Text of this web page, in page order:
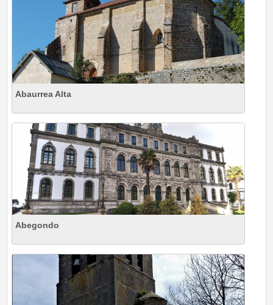
Abaurrea Alta
Abegondo